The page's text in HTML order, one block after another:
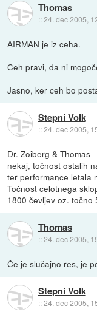
Thomas
::24. dec 2005,
AIRMAN je iz ceha.
Ceh pravi, da ni
Jasno, ker ceh bo
Stepni Volk
::24. dec 2005,
Dr. Zoiberg & Thomas
nekaj, točnost ostalih
ter performance letala
Točnost celotnega
1800 čevljev oz. točno
Thomas
::24. dec 2005,
Če je slučajno res, je
Stepni Volk
::24. dec 2005,